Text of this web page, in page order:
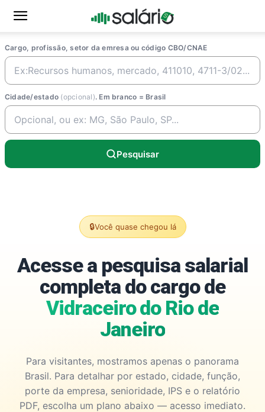
Cargo, profissão, setor da emresa ou código CBO/CNAE
Cidade/estado (opcional). Em branco = Brasil
Pesquisar
🔒Você quase chegou lá
Acesse a pesquisa salarial
completa do cargo de
Vidraceiro do Rio de
Janeiro
Para visitantes, mostramos apenas o panorama
Brasil. Para detalhar por estado, cidade, função,
porte da empresa, senioridade, IPS e o relatório
PDF, escolha um plano abaixo — acesso imediato.